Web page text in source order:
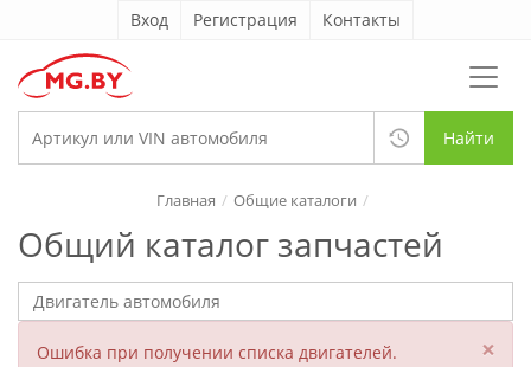
Вход Регистрация Контакты
Найти
Общий каталог запчастей
Главная Общие каталоги
Ошибка при получении списка двигателей. ×